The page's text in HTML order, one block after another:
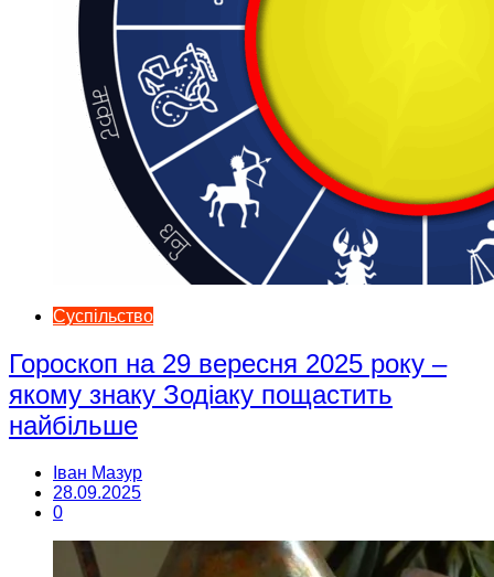
Суспільство
Гороскоп на 29 вересня 2025 року –
якому знаку Зодіаку пощастить
найбільше
Іван Мазур
28.09.2025
0